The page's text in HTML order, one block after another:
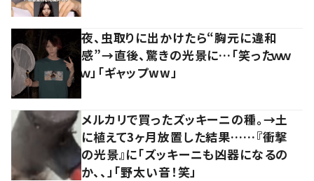
夜、虫取りに出かけたら“胸元に違和
感”→直後、驚きの光景に…「笑ったｗｗ
ｗ」「ギャップww」
メルカリで買ったズッキーニの種。→土
に植えて3ヶ月放置した結果……『衝撃
の光景』に「ズッキーニも凶器になるの
か、、」「野太い音！笑」